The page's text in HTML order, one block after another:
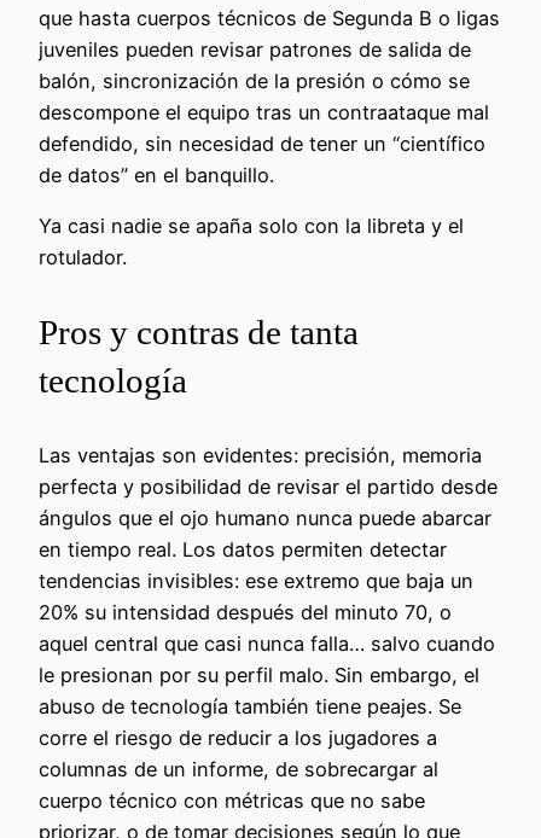
que hasta cuerpos técnicos de Segunda B o ligas
juveniles pueden revisar patrones de salida de
balón, sincronización de la presión o cómo se
descompone el equipo tras un contraataque mal
defendido, sin necesidad de tener un “científico
de datos” en el banquillo.
Ya casi nadie se apaña solo con la libreta y el
rotulador.
Pros y contras de tanta
tecnología
Las ventajas son evidentes: precisión, memoria
perfecta y posibilidad de revisar el partido desde
ángulos que el ojo humano nunca puede abarcar
en tiempo real. Los datos permiten detectar
tendencias invisibles: ese extremo que baja un
20% su intensidad después del minuto 70, o
aquel central que casi nunca falla… salvo cuando
le presionan por su perfil malo. Sin embargo, el
abuso de tecnología también tiene peajes. Se
corre el riesgo de reducir a los jugadores a
columnas de un informe, de sobrecargar al
cuerpo técnico con métricas que no sabe
priorizar, o de tomar decisiones según lo que